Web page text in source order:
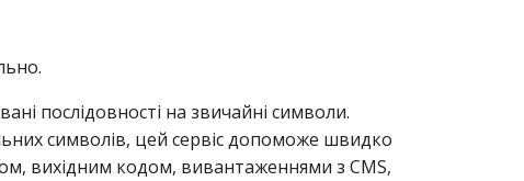
послідовності на звичайні символи.
символів, цей сервіс допоможе швидко
вихідним кодом, вивантаженнями з CMS,